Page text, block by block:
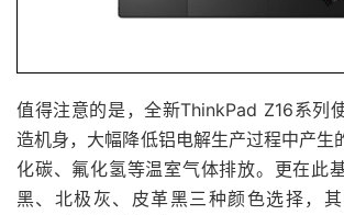
值得注意的是，全新ThinkPad Z16系列
造机身，大幅降低铝电解生产过程中产生
化碳、氟化氢等温室气体排放。更在此
黑、北极灰、皮革黑三种颜色选择，